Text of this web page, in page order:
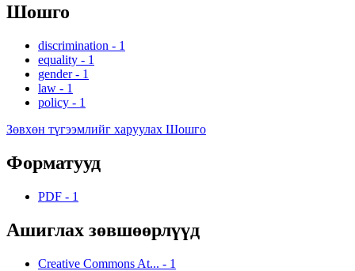
Шошго
discrimination - 1
equality - 1
gender - 1
law - 1
policy - 1
Зөвхөн түгээмлийг харуулах Шошго
Форматууд
PDF - 1
Ашиглах зөвшөөрлүүд
Creative Commons At... - 1